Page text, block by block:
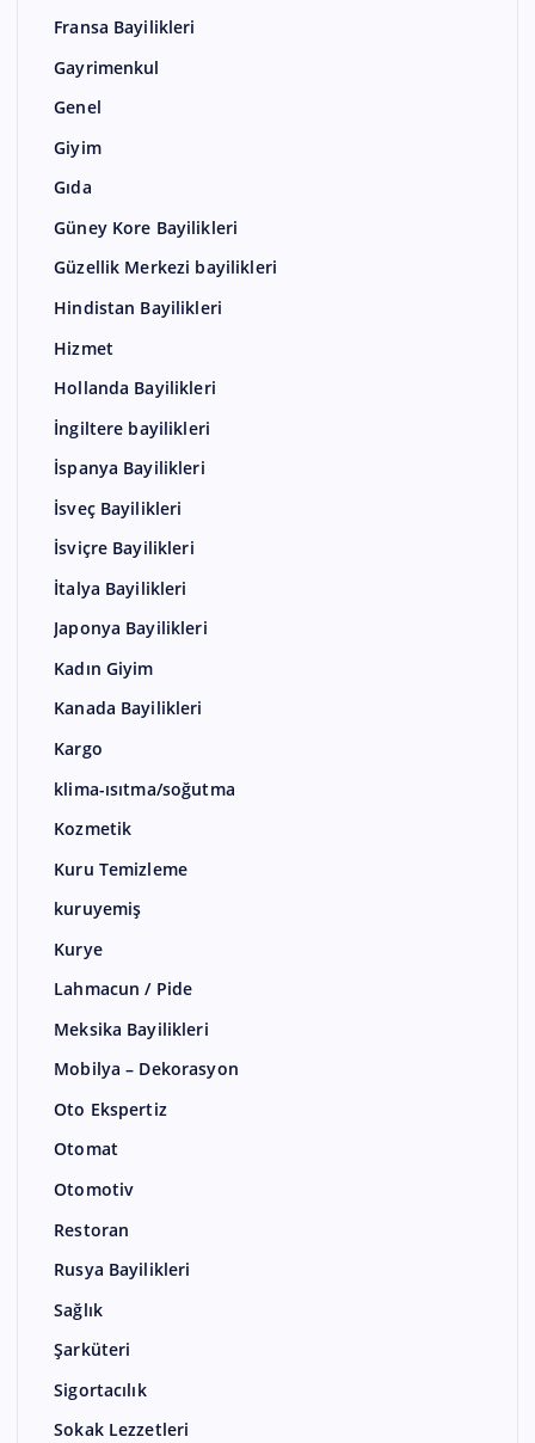
Fransa Bayilikleri
Gayrimenkul
Genel
Giyim
Gıda
Güney Kore Bayilikleri
Güzellik Merkezi bayilikleri
Hindistan Bayilikleri
Hizmet
Hollanda Bayilikleri
İngiltere bayilikleri
İspanya Bayilikleri
İsveç Bayilikleri
İsviçre Bayilikleri
İtalya Bayilikleri
Japonya Bayilikleri
Kadın Giyim
Kanada Bayilikleri
Kargo
klima-ısıtma/soğutma
Kozmetik
Kuru Temizleme
kuruyemiş
Kurye
Lahmacun / Pide
Meksika Bayilikleri
Mobilya – Dekorasyon
Oto Ekspertiz
Otomat
Otomotiv
Restoran
Rusya Bayilikleri
Sağlık
Şarküteri
Sigortacılık
Sokak Lezzetleri